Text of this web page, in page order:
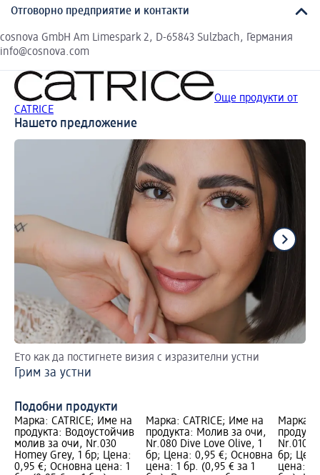
Отговорно предприятие и контакти
cosnova GmbH Am Limespark 2, D-65843 Sulzbach, Германия
info@cosnova.com
Още продукти от
CATRICE
Нашето предложение
Ето как да постигнете визия с изразителни устни
Грим за устни
Подобни продукти
Марка: CATRICE; Име на
продукта: Водоустойчив
молив за очи, Nr.030
Homey Grey, 1 бр; Цена:
0,95 €; Основна цена: 1
Марка: CATRICE; Име на
продукта: Молив за очи,
Nr.080 Dive Love Olive, 1
бр; Цена: 0,95 €; Основна
цена: 1 бр. (0,95 € за 1
Марка:
Nr.010
бр;
цена: 1